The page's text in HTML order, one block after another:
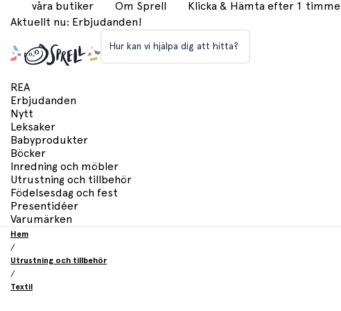
våra butiker Om Sprell Klicka & Hämta efter 1 timme
Aktuellt nu: Erbjudanden!
Hur kan vi hjälpa dig att hitta?
REA
Erbjudanden
Nytt
Leksaker
Babyprodukter
Böcker
Inredning och möbler
Utrustning och tillbehör
Födelsesdag och fest
Presentidéer
Varumärken
Hem
/
Utrustning och tillbehör
/
Textil